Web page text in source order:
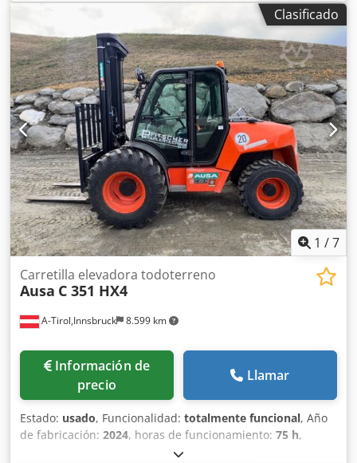
Isrf Peso en vacío: 2.780 kg Capacidad de carga: 3.500 kg
PBV: 6.280 kg Dimensiones (lxanxal): 412 x 186 x 296 cm
Tipo de motor: Kubota Kubota Ubicación: El Burgo de Ebro
(Zaragoza) Con una capacidad de carga de 3,5 toneladas y
tolva giratoria de 180 grados, el dumper D350AHG es el
modelo de la gama media más equilibrado con una gran
relación potencia/capacidad. Gracias a ello, el D350AHG
tiene un rendimiento óptimo en cualquier tipo de trabajo.
Marca de motor: Kubota Capacidad de agua: 1.050 l Tolva
colmada: 2.737 l Radio de giro: Exterior 4.680 mm Altura
sin arco: 1.940 mm Motor de arranque: Eléctrico
Transmisión: Hidrostática 2 velocidades Ruedas: 11.5/80-
15.3(14PR) Capacidad depósito: 44 l CE
Clasificado
1 /7
A-Tirol,Innsbruck 8.599 km
Carretilla elevadora todoterreno
Ausa C 351 HX4
Información de
precio
Llamar
Estado: usado, Funcionalidad: totalmente funcional, Año
de fabricación: 2024, horas de funcionamiento: 75 h,
3.500 kg, altura de elevación: